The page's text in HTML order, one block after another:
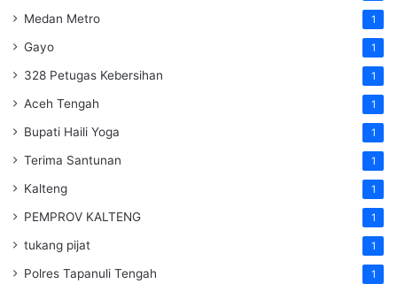
Medan Metro 1
Gayo 1
328 Petugas Kebersihan 1
Aceh Tengah 1
Bupati Haili Yoga 1
Terima Santunan 1
Kalteng 1
PEMPROV KALTENG 1
tukang pijat 1
Polres Tapanuli Tengah 1